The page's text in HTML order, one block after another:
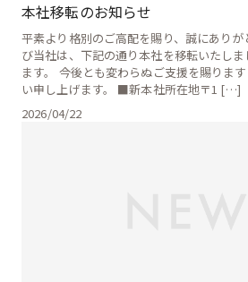
本社移転のお知らせ
平素より格別のご高配を賜り、誠にあり
び当社は、下記の通り本社を移転いたし
ます。 今後とも変わらぬご支援を賜りま
い申し上げます。 ■新本社所在地〒1 […]
2026/04/22